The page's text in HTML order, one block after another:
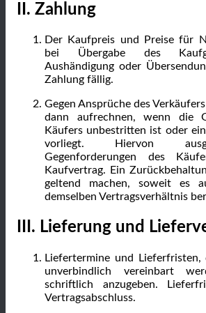
II. Zahlung
Der Kaufpreis und Preise für
bei Übergabe des
Aushändigung oder
Zahlung fällig.
Gegen Ansprüche des
dann aufrechnen, wenn die
Käufers unbestritten ist oder
vorliegt. Hiervon
Gegenforderungen des
Kaufvertrag. Ein
geltend machen, soweit es
demselben Vertragsverhältnis
III. Lieferung und
Liefertermine und
unverbindlich vereinbart
schriftlich anzugeben.
Vertragsabschluss.